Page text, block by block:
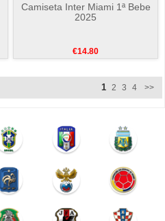
Camiseta Inter Miami 1ª Bebe
2025
€14.80
1 2 3 4 >>